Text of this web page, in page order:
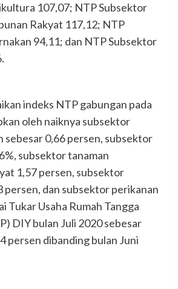
107,07; NTP Subsektor
Rakyat 117,12; NTP
94,11; dan NTP Subsektor
indeks NTP gabungan pada
oleh naiknya subsektor
sebesar 0,66 persen, subsektor
subsektor tanaman
1,57 persen, subsektor
persen, dan subsektor perikanan
Tukar Usaha Rumah Tangga
DIY bulan Juli 2020 sebesar
persen dibanding bulan Juni